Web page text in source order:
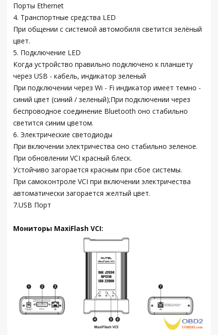
Порты Ethernet
4. Транспортные средства LED
При общении с системой автомобиля светится зелёный
цвет.
5. Подключение LED
Когда устройство правильно подключено к планшету
через USB - кабель, индикатор зеленый
При подключении через Wi - Fi индикатор имеет темно -
синий цвет (синий / зеленый);При подключении через
беспроводное соединение Bluetooth оно стабильно
светится синим цветом.
6. Электрические светодиоды
При включении электричества оно стабильно зеленое.
При обновлении VCI красный блеск.
Устойчиво загорается красным при сбое системы.
При самоконтроле VCI при включении электричества
автоматически загорается желтый цвет.
7.USB Порт
Мониторы MaxiFlash VCI: